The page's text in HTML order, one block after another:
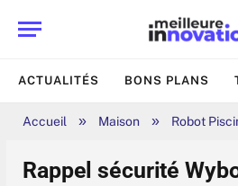
ACTUALITÉS BONS PLANS
Accueil » Maison » Robot
Rappel sécurité